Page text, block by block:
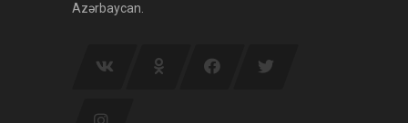
Azərbaycan.